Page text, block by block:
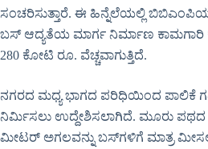
ಸಂಚರಿಸುತ್ತಾರೆ. ಈ ಹಿನ್ನೆಲೆಯಲ್ಲಿ
ಬಸ್ ಆದ್ಯತೆಯ ಮಾರ್ಗ ನಿರ್ಮಾಣ ಕಾಮಗಾರಿ
280 ಕೋಟಿ ರೂ. ವೆಚ್ಚವಾಗುತ್ತಿದೆ.
ನಗರದ ಮಧ್ಯ ಭಾಗದ ಪರಿಧಿಯಿಂದ ಪಾಲಿಕೆ
ನಿರ್ಮಿಸಲು ಉದ್ದೇಶಿಸಲಾಗಿದೆ. ಮೂರು ಪಥದ
ಮೀಟರ್ ಅಗಲವನ್ನು ಬಸ್‌ಗಳಿಗೆ ಮಾತ್ರ